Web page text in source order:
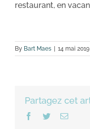
restaurant, en
By Bart Maes 14 mai 2019
Partagez cet
Facebook
TwitterEmail